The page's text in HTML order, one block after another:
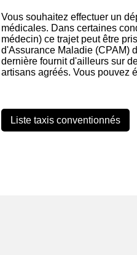
Vous souhaitez effectuer un
médicales. Dans certaines
médecin) ce trajet peut être
d'Assurance Maladie (CPAM)
dernière fournit d'ailleurs sur
artisans agréés. Vous pouvez
Liste taxis conventionnés